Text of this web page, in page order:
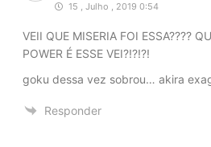
15 , Julho , 2019 0:54
VEII QUE MISERIA FOI ESSA????
POWER É ESSE VEI?!?!?!
goku dessa vez sobrou… akira
Responder